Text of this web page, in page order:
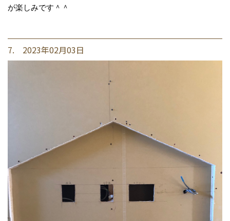
が楽しみです＾＾
7. 2023年02月03日